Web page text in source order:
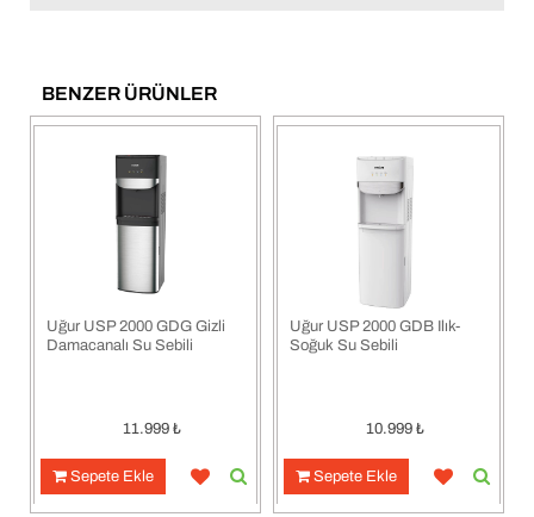
BENZER ÜRÜNLER
Uğur USP 2000 GDG Gizli
Damacanalı Su Sebili
11.999₺
Sepete Ekle
Uğur USP 2000 GDB Ilık-
Soğuk Su Sebili
10.999₺
Sepete Ekle